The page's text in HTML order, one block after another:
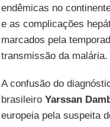
endêmicas no
e as complicações
marcados pela
transmissão da malária.
A confusão do
brasileiro Yarssan
europeia pela suspeita